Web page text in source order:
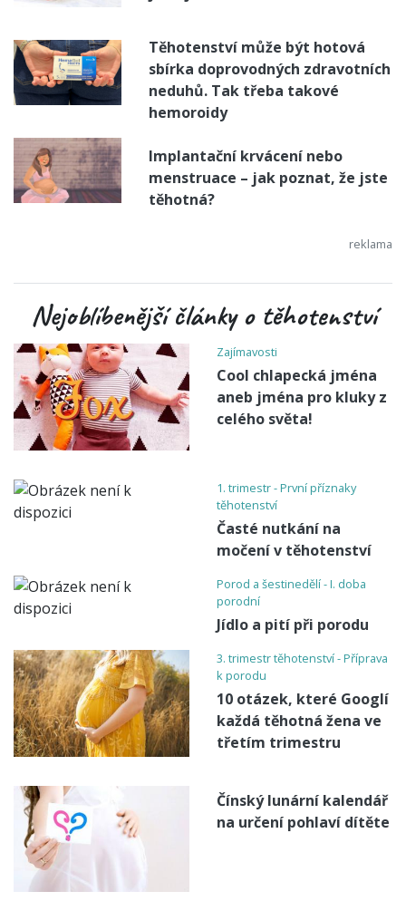
Těhotenství může být hotová
sbírka doprovodných zdravotních
neduhů. Tak třeba takové
hemoroidy
Implantační krvácení nebo
menstruace – jak poznat, že jste
těhotná?
Nejoblíbenější články o těhotenství
Zajímavosti
Cool chlapecká jména
aneb jména pro kluky z
celého světa!
1. trimestr - První příznaky
těhotenství
Časté nutkání na
močení v těhotenství
Porod a šestinedělí - I. doba
porodní
Jídlo a pití při porodu
3. trimestr těhotenství - Příprava
k porodu
10 otázek, které Googlí
každá těhotná žena ve
třetím trimestru
Čínský lunární kalendář
na určení pohlaví dítěte